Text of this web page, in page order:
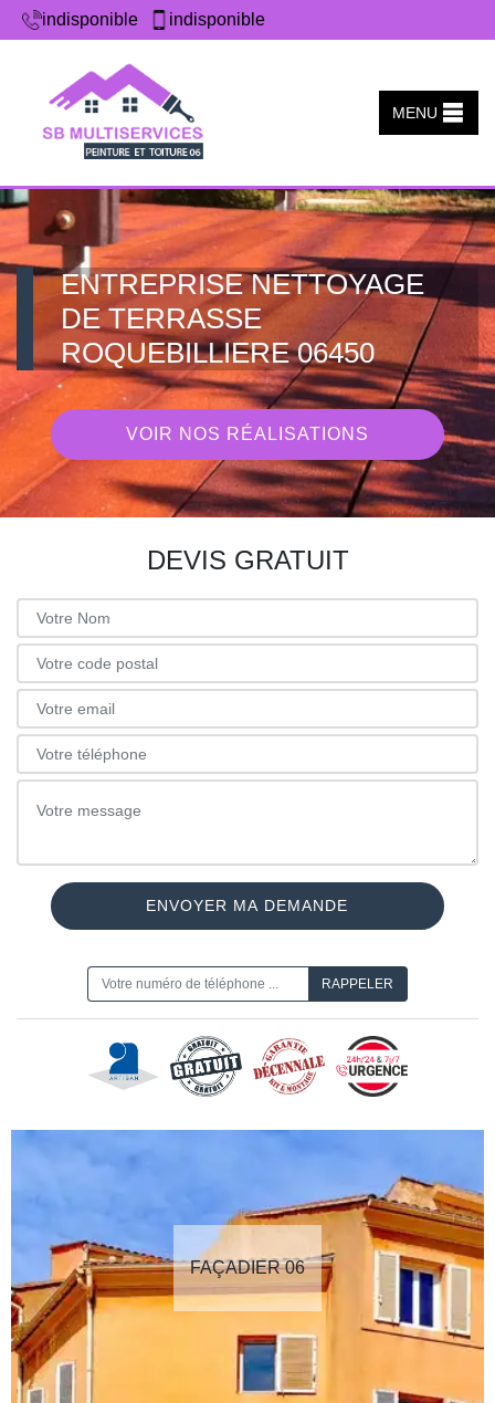
indisponible indisponible
MENU
ENTREPRISE NETTOYAGE
DE TERRASSE
ROQUEBILLIERE 06450
VOIR NOS RÉALISATIONS
DEVIS GRATUIT
FAÇADIER 06